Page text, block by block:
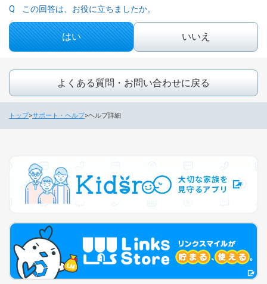
この回答は、お役に立ちましたか。
はい いいえ
よくある質問・お問い合わせに戻る
トップ サポート・ヘルプ ヘルプ詳細